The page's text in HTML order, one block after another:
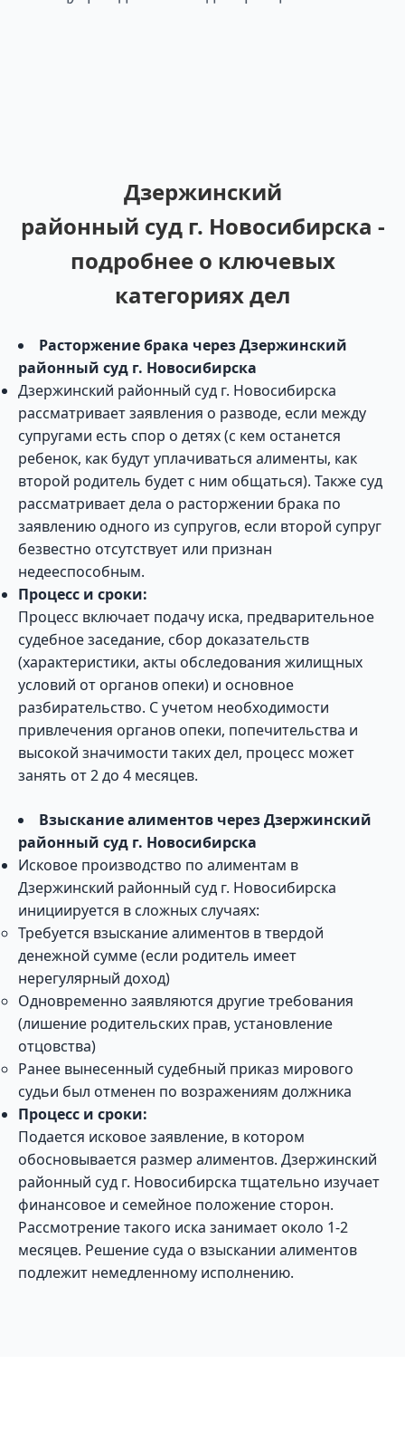
Дзержинский
районный суд г. Новосибирска -
подробнее о ключевых
категориях дел
Расторжение брака через Дзержинский
районный суд г. Новосибирска
Дзержинский районный суд г. Новосибирска
рассматривает заявления о разводе, если между
супругами есть спор о детях (с кем останется
ребенок, как будут уплачиваться алименты, как
второй родитель будет с ним общаться). Также суд
рассматривает дела о расторжении брака по
заявлению одного из супругов, если второй супруг
безвестно отсутствует или признан
недееспособным.
Процесс и сроки:
Процесс включает подачу иска, предварительное
судебное заседание, сбор доказательств
(характеристики, акты обследования жилищных
условий от органов опеки) и основное
разбирательство. С учетом необходимости
привлечения органов опеки, попечительства и
высокой значимости таких дел, процесс может
занять от 2 до 4 месяцев.
Взыскание алиментов через Дзержинский
районный суд г. Новосибирска
Исковое производство по алиментам в
Дзержинский районный суд г. Новосибирска
инициируется в сложных случаях:
Требуется взыскание алиментов в твердой
денежной сумме (если родитель имеет
нерегулярный доход)
Одновременно заявляются другие требования
(лишение родительских прав, установление
отцовства)
Ранее вынесенный судебный приказ мирового
судьи был отменен по возражениям должника
Процесс и сроки:
Подается исковое заявление, в котором
обосновывается размер алиментов. Дзержинский
районный суд г. Новосибирска тщательно изучает
финансовое и семейное положение сторон.
Рассмотрение такого иска занимает около 1-2
месяцев. Решение суда о взыскании алиментов
подлежит немедленному исполнению.